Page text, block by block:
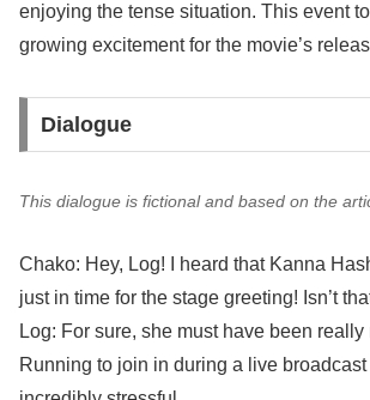
enjoying the tense situation. This event
growing excitement for the movie’s
Dialogue
This dialogue is fictional and based on the
Chako: Hey, Log! I heard that Kanna
just in time for the stage greeting! Isn’t
Log: For sure, she must have been really
Running to join in during a live broadcast